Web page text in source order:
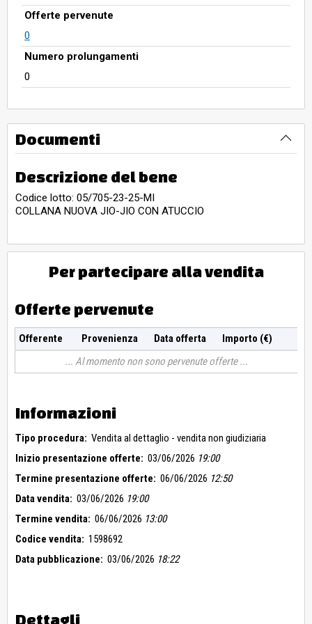
Offerte pervenute
0
Numero prolungamenti
0
Documenti
Descrizione del bene
Codice lotto: 05/705-23-25-MI
COLLANA NUOVA JIO-JIO CON ATUCCIO
Per partecipare alla vendita
Offerte pervenute
Offerente Provenienza Data offerta
Importo (€)
Al momento non sono pervenute offerte
Informazioni
Tipo procedura: Vendita al dettaglio - vendita non giudiziaria
Inizio presentazione offerte: 03/06/2026 19:00
Termine presentazione offerte: 06/06/2026 12:50
Data vendita: 03/06/2026 19:00
Termine vendita: 06/06/2026 13:00
Codice vendita: 1598692
Data pubblicazione: 03/06/2026 18:22
Dettagli